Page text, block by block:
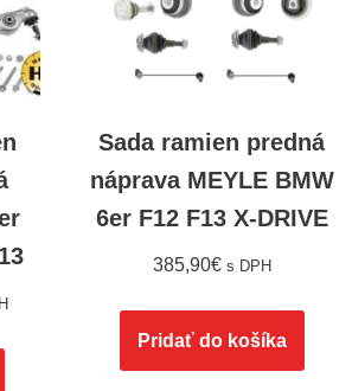
Sada ramien predná
náprava MEYLE BMW
6er F12 F13 X-DRIVE
385,90€ s DPH
Pridať do košíka